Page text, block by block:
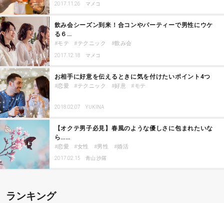
2017.11.26 マメコ
飲み会シーズン到来！合コンやパーティーで男性にウケ
る６…
モテ テクニック 飲み会
2017.12.18 マメコ
お相手に好意を伝えるときに気を付けたいポイント4つ
恋愛 テクニック 好意 モテ
2018.02.07 YUKINA
【オクテ男子必見】春風のような優しさに包まれたいな
ら……
恋愛 女性 男性 婚活
2017.02.15 青山 沙羅
ランキング